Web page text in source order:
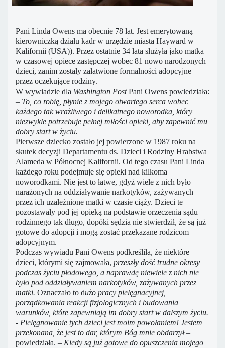
Pani Linda Owens ma obecnie 78 lat. Jest emerytowaną
kierowniczką działu kadr w urzędzie miasta Hayward w
Kalifornii (USA)). Przez ostatnie 34 lata służyła jako matka
w czasowej opiece zastępczej wobec 81 nowo narodzonych
dzieci, zanim zostały załatwione formalności adopcyjne
przez oczekujące rodziny.
W wywiadzie dla Washington PostPani Owens powiedziała:
– To, co robię, płynie z mojego otwartego serca wobec
każdego tak wrażliwego i delikatnego noworodka, który
niezwykle potrzebuje pełnej miłości opieki, aby zapewnić mu
dobry start w życiu.
Pierwsze dziecko zostało jej powierzone w 1987 roku na
skutek decyzji Departamentu ds. Dzieci i Rodziny Hrabstwa
Alameda w Północnej Kalifornii. Od tego czasu Pani Linda
każdego roku podejmuje się opieki nad kilkoma
noworodkami. Nie jest to łatwe, gdyż wiele z nich było
narażonych na oddziaływanie narkotyków, zażywanych
przez ich uzależnione matki w czasie ciąży. Dzieci te
pozostawały pod jej opieką na podstawie orzeczenia sądu
rodzinnego tak długo, dopóki sędzia nie stwierdził, że są już
gotowe do adopcji i mogą zostać przekazane rodzicom
adopcyjnym.
Podczas wywiadu Pani Owens podkreśliła, że niektóre
dzieci, którymi się zajmowała, przeszły dość trudne okresy
podczas życiu płodowego, a naprawdę niewiele z nich nie
było pod oddziaływaniem narkotyków, zażywanych przez
matki. Oznaczało to dużo pracy pielęgnacyjnej,
porządkowania reakcji fizjologicznych i budowania
warunków, które zapewniają im dobry start w dalszym życiu.
- Pielęgnowanie tych dzieci jest moim powołaniem! Jestem
przekonana, że jest to dar, którym Bóg mnie obdarzył –
powiedziała. – Kiedy są już gotowe do opuszczenia mojego